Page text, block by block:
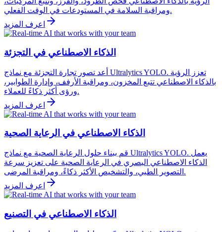
ومراقبة السلامة في المستودعات في الوقت الفعلي.
اعرف المزيد
الذكاء الاصطناعي في التجزئة
أعد تصور تجارة التجزئة مع نماذج Ultralytics YOLO. تعزز الرؤية
بالذكاء الاصطناعي تتبع المخزون، ومراقبة الأرفف، وإدارة الطوابير،
ورؤى أكثر ذكاءً للعملاء.
اعرف المزيد
الذكاء الاصطناعي في الرعاية الصحية
قم ببناء حلول الرعاية الصحية مع نماذج Ultralytics YOLO. يعمل
الذكاء الاصطناعي البصري في الرعاية الصحية على تعزيز سرعة
التصوير الطبي، والتشخيص الأكثر ذكاءً، ومراقبة المرضى.
اعرف المزيد
الذكاء الاصطناعي في التصنيع